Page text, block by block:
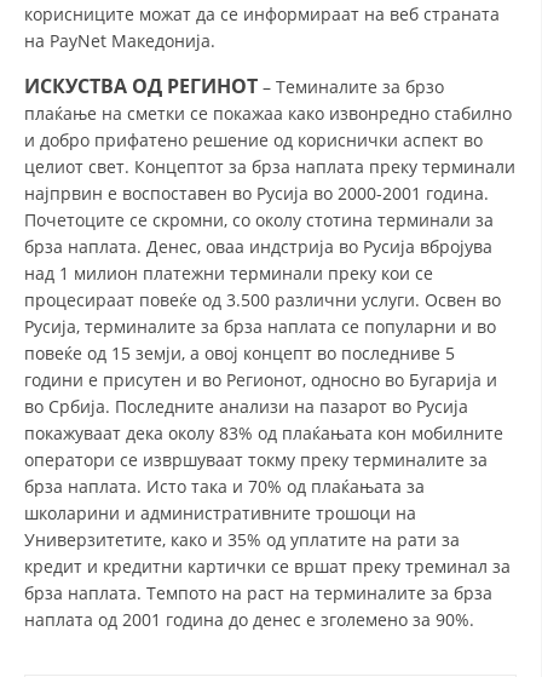
корисниците можат да се информираат на веб страната
на PayNet Македонија.
ИСКУСТВА ОД РЕГИНОТ – Теминалите за брзо
плаќање на сметки се покажаа како извонредно стабилно
и добро прифатено решение од кориснички аспект во
целиот свет. Концептот за брза наплата преку терминали
најпрвин е воспоставен во Русија во 2000-2001 година.
Почетоците се скромни, со околу стотина терминали за
брза наплата. Денес, оваа индстрија во Русија вбројува
над 1 милион платежни терминали преку кои се
процесираат повеќе од 3.500 различни услуги. Освен во
Русија, терминалите за брза наплата се популарни и во
повеќе од 15 земји, а овој концепт во последниве 5
години е присутен и во Регионот, односно во Бугарија и
во Србија. Последните анализи на пазарот во Русија
покажуваат дека околу 83% од плаќањата кон мобилните
оператори се извршуваат токму преку терминалите за
брза наплата. Исто така и 70% од плаќањата за
школарини и административните трошоци на
Универзитетите, како и 35% од уплатите на рати за
кредит и кредитни картички се вршат преку треминал за
брза наплата. Темпото на раст на терминалите за брза
наплата од 2001 година до денес е зголемено за 90%.